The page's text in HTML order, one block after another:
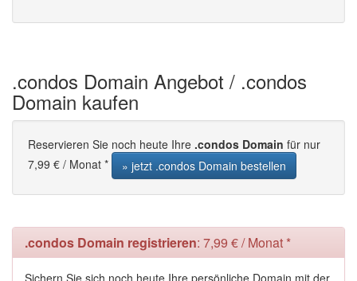
.condos Domain Angebot / .condos
Domain kaufen
Reservieren Sie noch heute Ihre .condos Domain für nur
7,99 € / Monat *
» jetzt .condos Domain bestellen
.condos Domain registrieren: 7,99 € / Monat *
Sichern Sie sich noch heute Ihre persönliche Domain mit der